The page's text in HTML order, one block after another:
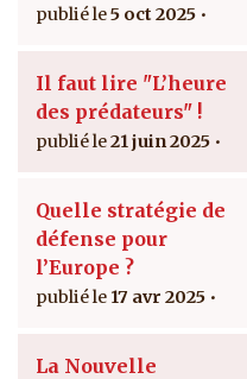
5 oct 2025
Il faut lire "L’heure
des prédateurs" !
21 juin 2025
Quelle stratégie de
défense pour
l’Europe ?
17 avr 2025
La Nouvelle